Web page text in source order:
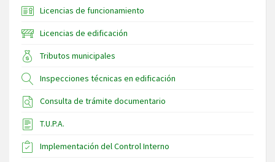
Licencias de funcionamiento
Licencias de edificación
Tributos municipales
Inspecciones técnicas en edificación
Consulta de trámite documentario
T.U.P.A.
Implementación del Control Interno